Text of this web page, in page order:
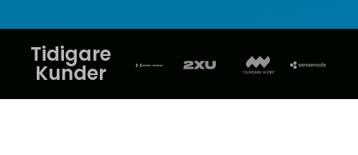
Tidigare
Kunder